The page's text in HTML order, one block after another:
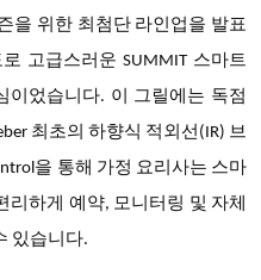
을 위한 최첨단 라인업을 발표
고급스러운 SUMMIT 스마트
이었습니다. 이 그릴에는 독점
최초의 하향식 적외선(IR) 브
을 통해 가정 요리사는 스마
하게 예약, 모니터링 및 자체
있습니다.